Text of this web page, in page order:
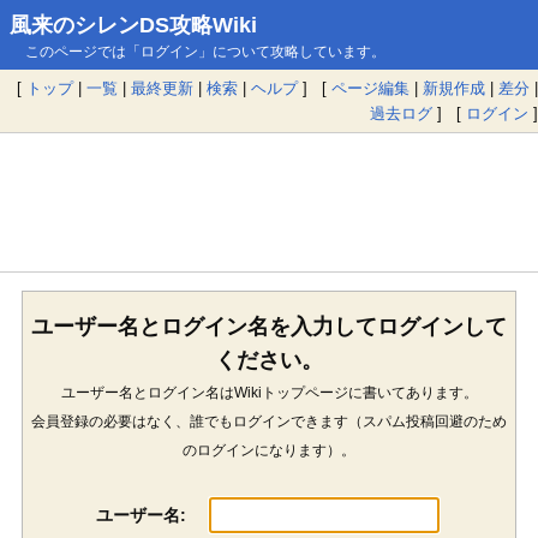
風来のシレンDS攻略Wiki
このページでは「ログイン」について攻略しています。
[ トップ| 一覧 | 最終更新 | 検索 | ヘルプ] [ ページ編集 | 新規作成 | 差分 |
過去ログ ] [ ログイン ]
ユーザー名とログイン名を入力してログインして
ください。
ユーザー名とログイン名はWikiトップページに書いてあります。
会員登録の必要はなく、誰でもログインできます（スパム投稿回避のため
のログインになります）。
ユーザー名: